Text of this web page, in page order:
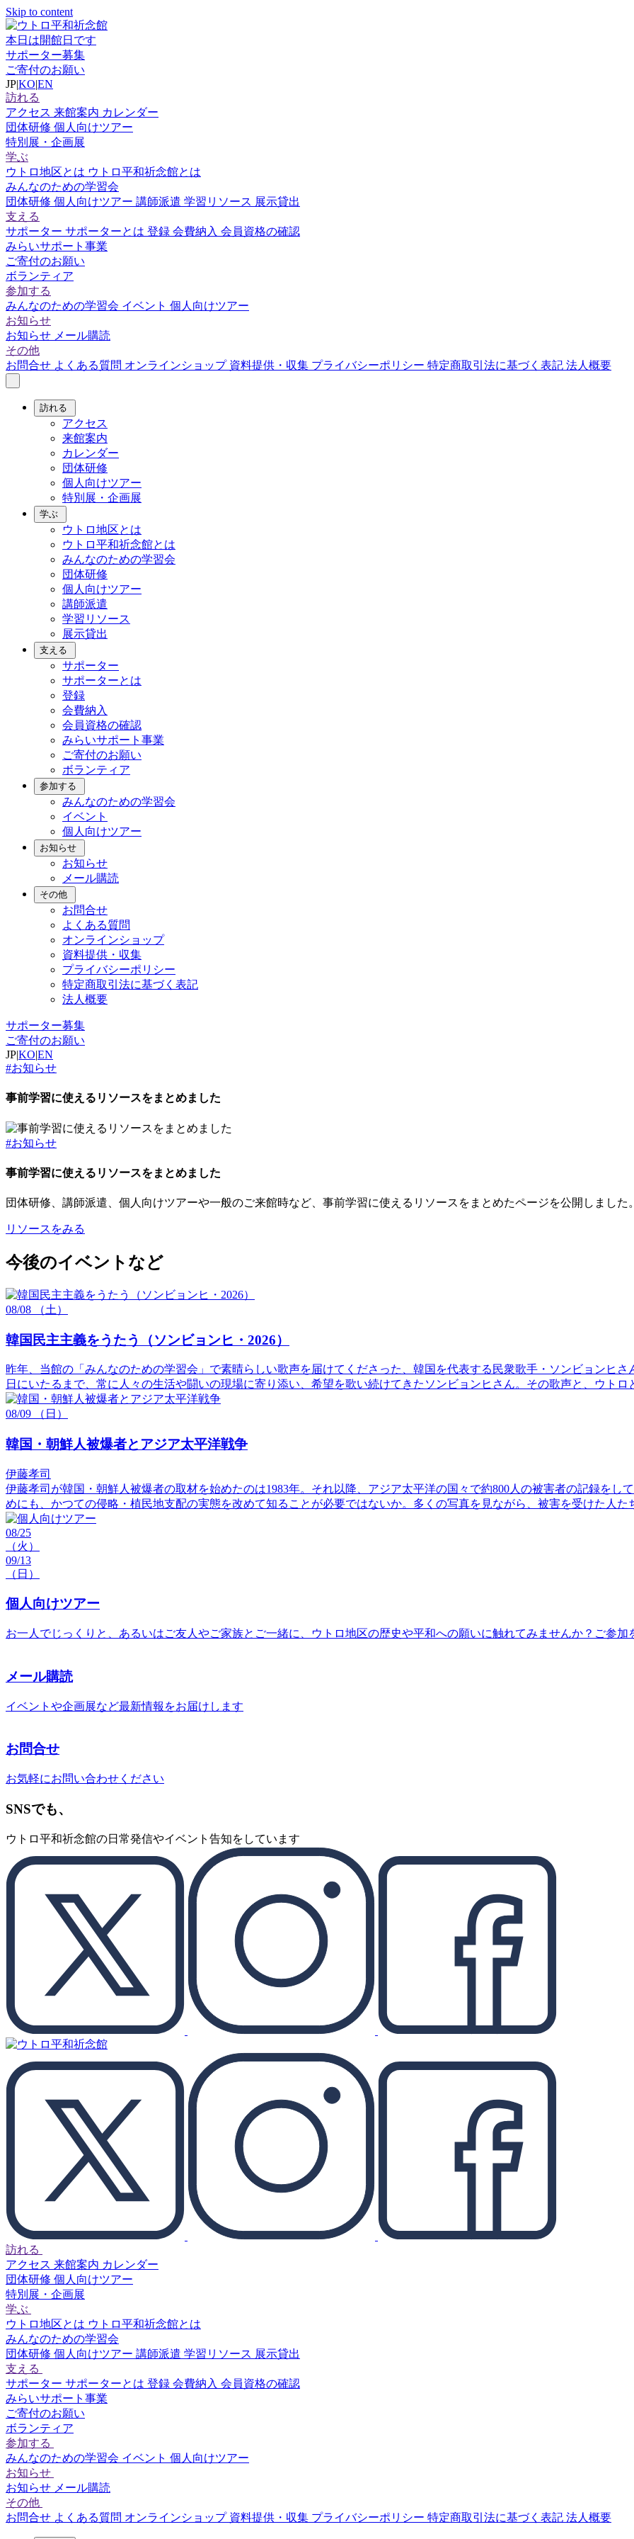
Skip to content
本日は開館日です
サポーター募集
ご寄付のお願い
JP|KO|EN
訪れる
アクセス 来館案内 カレンダー
団体研修 個人向けツアー
特別展・企画展
学ぶ
ウトロ地区とは ウトロ平和祈念館とは
みんなのための学習会
団体研修 個人向けツアー 講師派遣 学習リソース 展示貸出
支える
サポーター サポーターとは 登録 会費納入 会員資格の確認
みらいサポート事業
ご寄付のお願い
ボランティア
参加する
みんなのための学習会 イベント 個人向けツアー
お知らせ
お知らせ メール購読
その他
お問合せ よくある質問 オンラインショップ 資料提供・収集 プライバシーポリシー 特定商取引法に基づく表記 法人概要
訪れる
アクセス
来館案内
カレンダー
団体研修
個人向けツアー
特別展・企画展
学ぶ
ウトロ地区とは
ウトロ平和祈念館とは
みんなのための学習会
団体研修
個人向けツアー
講師派遣
学習リソース
展示貸出
支える
サポーター
サポーターとは
登録
会費納入
会員資格の確認
みらいサポート事業
ご寄付のお願い
ボランティア
参加する
みんなのための学習会
イベント
個人向けツアー
お知らせ
お知らせ
メール購読
その他
お問合せ
よくある質問
オンラインショップ
資料提供・収集
プライバシーポリシー
特定商取引法に基づく表記
法人概要
サポーター募集
ご寄付のお願い
JP|KO|EN
#お知らせ
事前学習に使えるリソースをまとめました
#お知らせ
事前学習に使えるリソースをまとめました
団体研修、講師派遣、個人向けツアーや一般のご来館時など、事前学習に使えるリソースをまとめたページを公開しました
リソースをみる
今後のイベントなど
08/08 （土）
韓国民主主義をうたう（ソンビョンヒ・2026）
昨年、当館の「みんなのための学習会」で素晴らしい歌声を届けてくださった、韓国を代表する民衆歌手・ソンビョンヒ
日にいたるまで、常に人々の生活や闘いの現場に寄り添い、希望を歌い続けてきたソンビョンヒさん。その歌声と、ウト
08/09 （日）
韓国・朝鮮人被爆者とアジア太平洋戦争
伊藤孝司
伊藤孝司が韓国・朝鮮人被爆者の取材を始めたのは1983年。それ以降、アジア太平洋の国々で約800人の被害者の記録をし
めにも、かつての侵略・植民地支配の実態を改めて知ることが必要ではないか。多くの写真を見ながら、被害を受けた人
08/25
（火）
09/13
（日）
個人向けツアー
お一人でじっくりと、あるいはご友人やご家族とご一緒に、ウトロ地区の歴史や平和への願いに触れてみませんか？ご参加
メール購読
イベントや企画展など最新情報をお届けします
お問合せ
お気軽にお問い合わせください
SNSでも、
ウトロ平和祈念館の日常発信やイベント告知をしています
訪れる
アクセス 来館案内 カレンダー
団体研修 個人向けツアー
特別展・企画展
学ぶ
ウトロ地区とは ウトロ平和祈念館とは
みんなのための学習会
団体研修 個人向けツアー 講師派遣 学習リソース 展示貸出
支える
サポーター サポーターとは 登録 会費納入 会員資格の確認
みらいサポート事業
ご寄付のお願い
ボランティア
参加する
みんなのための学習会 イベント 個人向けツアー
お知らせ
お知らせ メール購読
その他
お問合せ よくある質問 オンラインショップ 資料提供・収集 プライバシーポリシー 特定商取引法に基づく表記 法人概要